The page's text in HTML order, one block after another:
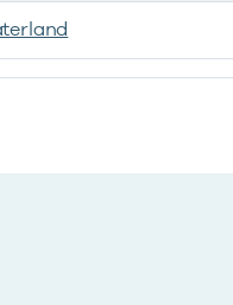
ondernemingen